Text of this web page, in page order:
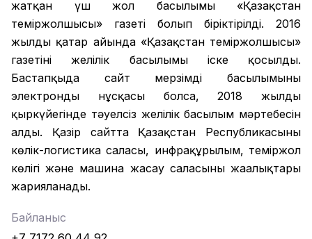
жатқан үш жол басылымы «Қазақстан
теміржолшысы» газеті болып біріктірілді. 2016
жылдың қаңтар айында «Қазақстан теміржолшысы»
газетінің желілік басылымы іске қосылды.
Бастапқыда сайт мерзімді басылымының
электронды нұсқасы болса, 2018 жылдың
қыркүйегінде тәуелсіз желілік басылым мәртебесін
алды. Қазір сайтта Қазақстан Республикасының
көлік-логистика саласы, инфрақұрылым, теміржол
көлігі және машина жасау саласының жаңалықтары
жарияланады.
Байланыс